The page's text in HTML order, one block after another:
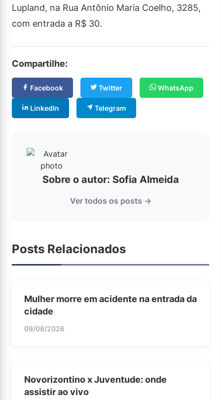
Lupland, na Rua Antônio Maria Coelho, 3285,
com entrada a R$ 30.
Compartilhe:
Facebook Twitter WhatsApp
LinkedIn Telegram
Sobre o autor: Sofia Almeida
Ver todos os posts →
Posts Relacionados
Mulher morre em acidente na entrada da
cidade
09/08/2026
Novorizontino x Juventude: onde
assistir ao vivo